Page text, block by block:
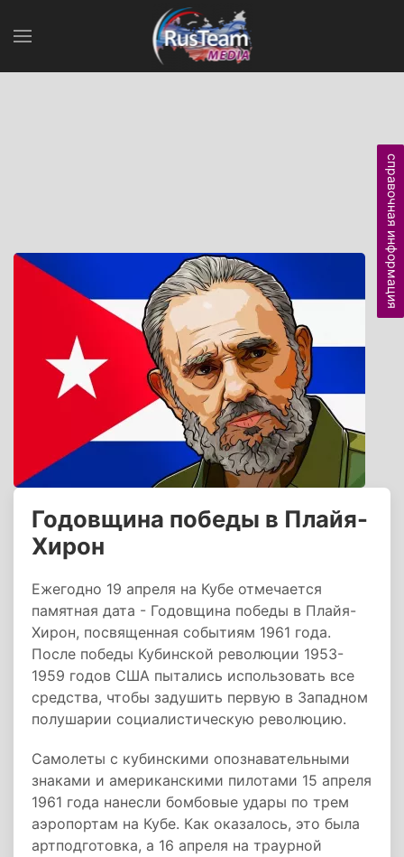
Годовщина победы в Плайя-
Хирон
Ежегодно 19 апреля на Кубе отмечается
памятная дата - Годовщина победы в Плайя-
Хирон, посвященная событиям 1961 года.
После победы Кубинской революции 1953-
1959 годов США пытались использовать все
средства, чтобы задушить первую в Западном
полушарии социалистическую революцию.
Самолеты с кубинскими опознавательными
знаками и американскими пилотами 15 апреля
1961 года нанесли бомбовые удары по трем
аэропортам на Кубе. Как оказалось, это была
артподготовка, а 16 апреля на траурной
справочная информация